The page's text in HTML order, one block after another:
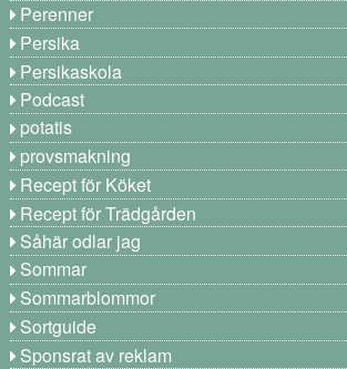
Perenner
Persika
Persikaskola
Podcast
potatis
provsmakning
Recept för Köket
Recept för Trädgården
Såhär odlar jag
Sommar
Sommarblommor
Sortguide
Sponsrat av reklam